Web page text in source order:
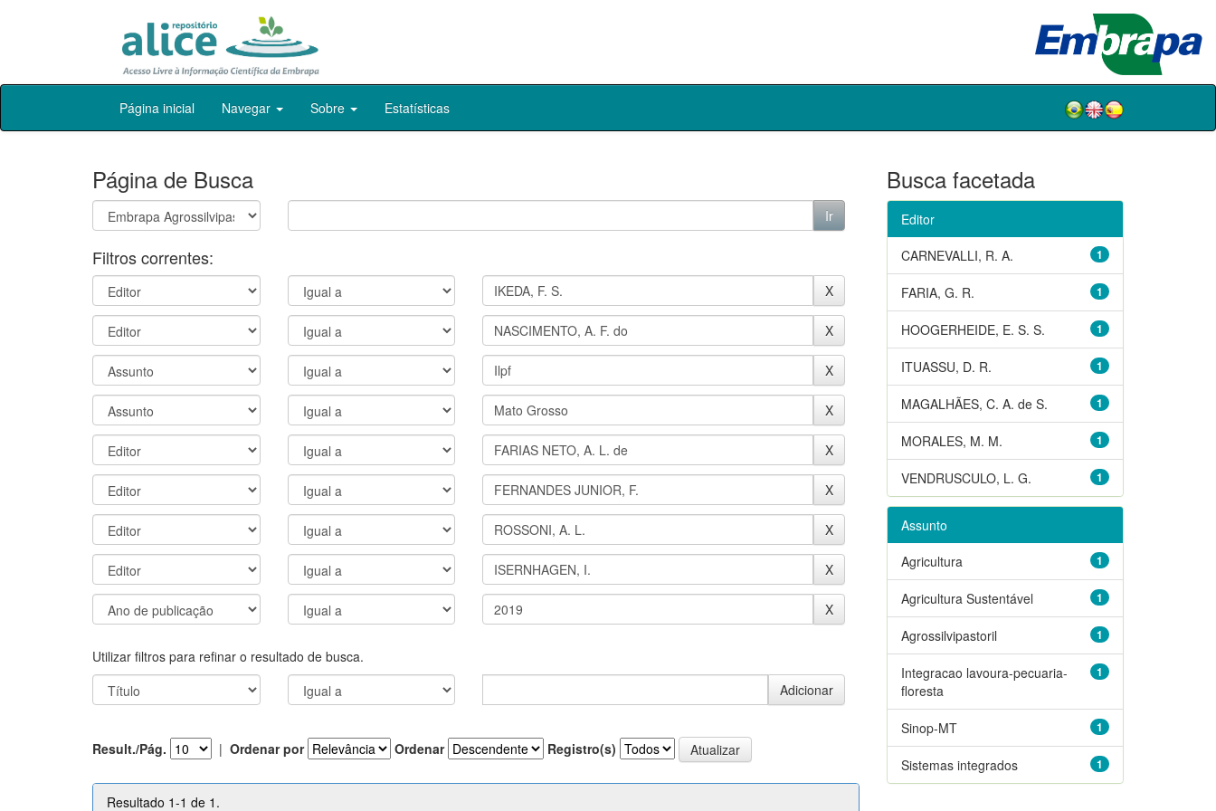
Skip
Página inicial Navegar Sobre Estatísticas
Página de Busca
Filtros correntes:
Utilizar filtros para refinar o resultado de busca.
Result./Pág. | Ordenar por Ordenar Registro(s)
Resultado 1-1 de 1.
Busca facetada
Editor
1
CARNEVALLI, R. A.
1
FARIA, G. R.
1
HOOGERHEIDE, E. S. S.
1
ITUASSU, D. R.
1
MAGALHÃES, C. A. de S.
1
MORALES, M. M.
1
VENDRUSCULO, L. G.
Assunto
1
Agricultura
1
Agricultura Sustentável
1
Agrossilvipastoril
1
Integracao lavoura-pecuaria-
floresta
1
Sinop-MT
1
Sistemas integrados